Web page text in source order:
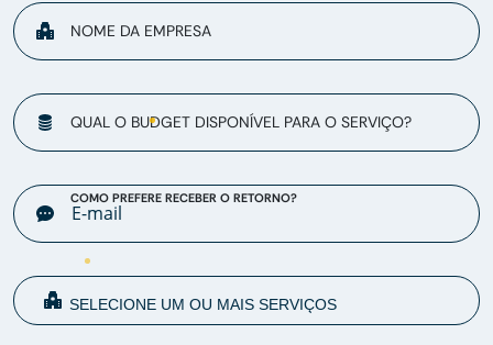
NOME DA EMPRESA
QUAL O BUDGET DISPONÍVEL PARA O SERVIÇO?
COMO PREFERE RECEBER O RETORNO?